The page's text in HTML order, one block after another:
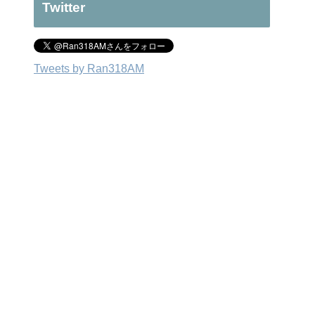
Twitter
Tweets by Ran318AM